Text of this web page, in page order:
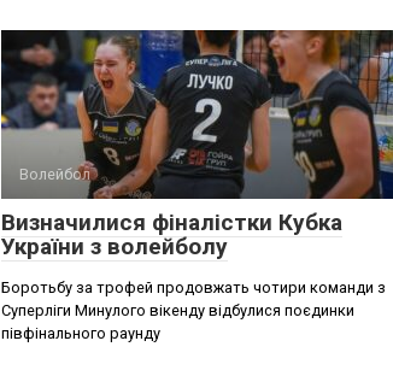
Волейбол
Визначилися фіналістки Кубка
України з волейболу
Боротьбу за трофей продовжать чотири команди з
Суперліги Минулого вікенду відбулися поєдинки
півфінального раунду